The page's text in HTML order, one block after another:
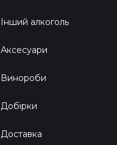
Інший алкоголь
Аксесуари
Винороби
Добірки
Доставка